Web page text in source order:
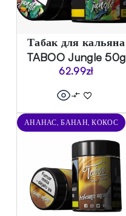
Табак для кальяна
TABOO Jungle 50g
62.99zł
АНАНАС, БАНАН, КОКОС